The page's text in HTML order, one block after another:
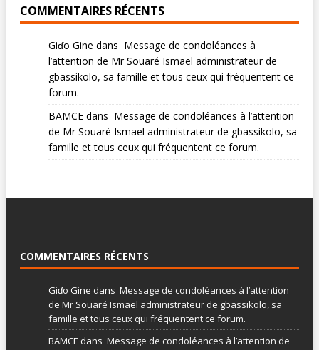
COMMENTAIRES RÉCENTS
Giɗo Gine dans Message de condoléances à
l’attention de Mr Souaré Ismael administrateur de
gbassikolo, sa famille et tous ceux qui fréquentent ce
forum.
BAMCE dans Message de condoléances à l’attention
de Mr Souaré Ismael administrateur de gbassikolo, sa
famille et tous ceux qui fréquentent ce forum.
COMMENTAIRES RÉCENTS
Giɗo Gine dans Message de condoléances à l’attention
de Mr Souaré Ismael administrateur de gbassikolo, sa
famille et tous ceux qui fréquentent ce forum.
BAMCE dans Message de condoléances à l’attention de